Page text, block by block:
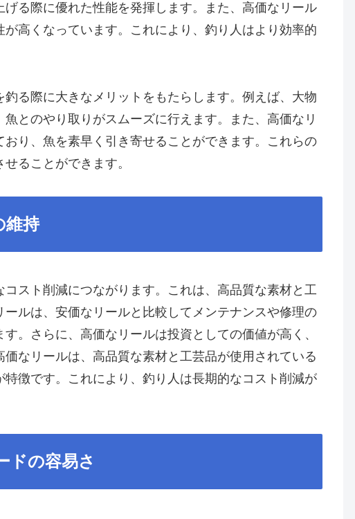
る際に優れた性能を発揮します。また、高価なリール
高くなっています。これにより、釣り人はより効率的
る際に大きなメリットをもたらします。例えば、大物
とのやり取りがスムーズに行えます。また、高価なリ
り、魚を素早く引き寄せることができます。これらの
ることができます。
維持
スト削減につながります。これは、高品質な素材と工
ルは、安価なリールと比較してメンテナンスや修理の
。さらに、高価なリールは投資としての価値が高く、
なリールは、高品質な素材と工芸品が使用されている
徴です。これにより、釣り人は長期的なコスト削減が
ドの容易さ